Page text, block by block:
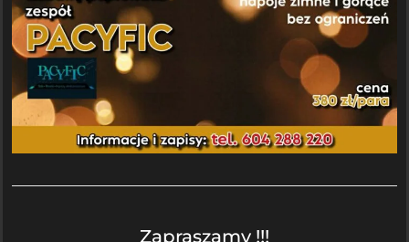
Zapraszamy !!!